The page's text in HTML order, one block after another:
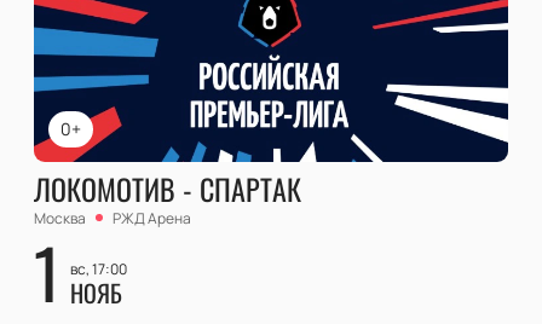
0+
ЛОКОМОТИВ - СПАРТАК
Москва РЖД Арена
1 вс, 17:00
НОЯБ